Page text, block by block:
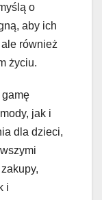
o
aby ich
również
życiu.
gamę
jak i
dla dzieci,
i